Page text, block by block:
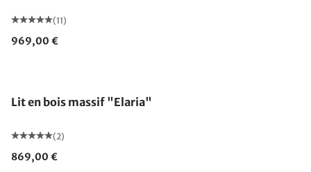
(11)
969,00 €
Lit en bois massif "Elaria"
(2)
869,00 €